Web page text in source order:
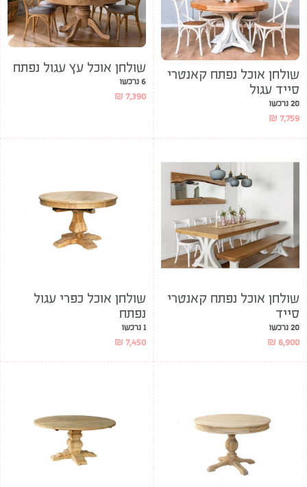
שולחן אוכל נפתח קאנטרי
סייד עגול
20 נרכשו
₪ 7,759
שולחן אוכל עץ עגול נפתח
6 נרכשו
₪ 7,390
שולחן אוכל נפתח קאנטרי
סייד
20 נרכשו
₪ 6,900
שולחן אוכל כפרי עגול
נפתח
1 נרכשו
₪ 7,450